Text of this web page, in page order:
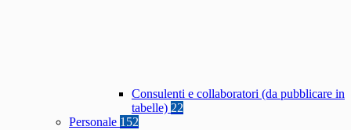
Consulenti e collaboratori (da pubblicare in
tabelle) 22
Personale 152